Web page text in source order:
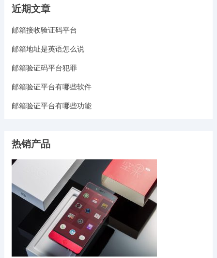
近期文章
邮箱接收验证码平台
邮箱地址是英语怎么说
邮箱验证码平台犯罪
邮箱验证平台有哪些软件
邮箱验证平台有哪些功能
热销产品